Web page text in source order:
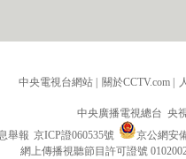
中央電視台網站 關於CCTV.com
中央廣播電視總台 央
舉報 京ICP證060535號
京公網安
網上傳播視聽節目許可證號